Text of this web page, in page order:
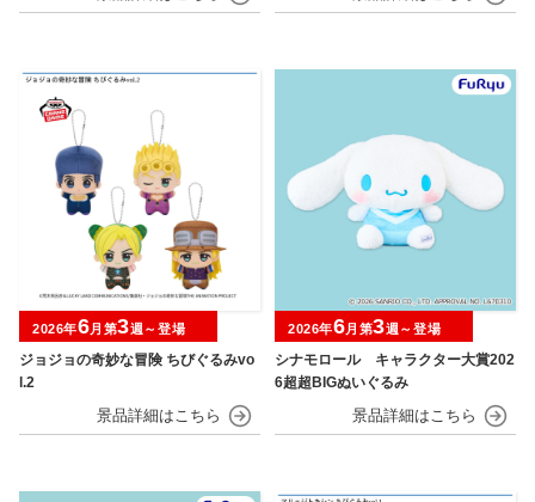
ジョジョの奇妙な冒険 ちびぐるみvo
l.2
2026年6月第3週～登場
シナモロール キャラクター大賞202
6超超BIGぬいぐるみ
2026年6月第3週～登場